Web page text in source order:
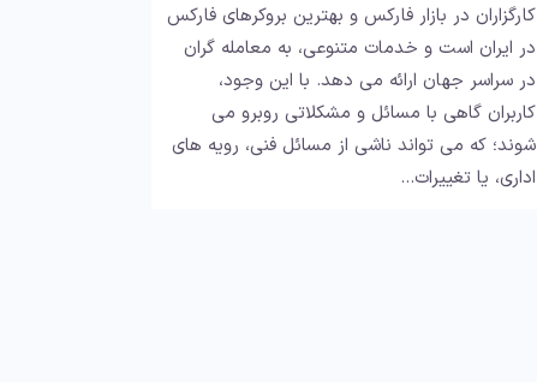
کارگزاران در بازار فارکس و بهترین بروکرهای فارکس
در ایران است و خدمات متنوعی، به معامله گران
در سراسر جهان ارائه می دهد. با این وجود،
کاربران گاهی با مسائل و مشکلاتی روبرو می
شوند؛ که می تواند ناشی از مسائل فنی، رویه های
اداری، یا تغییرات…